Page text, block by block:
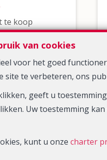
te koop
van cookies
voor het goed
site te verbeteren, ons
geeft u
Uw toestemming
kunt u onze charter